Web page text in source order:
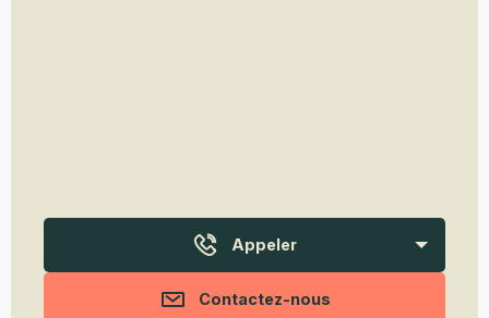
Appeler
Contactez-nous